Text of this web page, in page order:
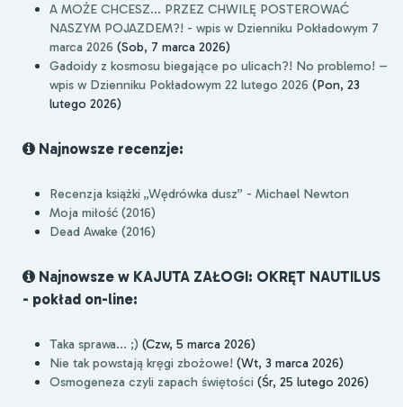
A MOŻE CHCESZ... PRZEZ CHWILĘ POSTEROWAĆ
NASZYM POJAZDEM?! - wpis w Dzienniku Pokładowym 7
marca 2026 (Sob, 7 marca 2026)
Gadoidy z kosmosu biegające po ulicach?! No problemo! –
wpis w Dzienniku Pokładowym 22 lutego 2026 (Pon, 23
lutego 2026)
Najnowsze recenzje:
Recenzja książki „Wędrówka dusz” - Michael Newton
Moja miłość (2016)
Dead Awake (2016)
Najnowsze w KAJUTA ZAŁOGI: OKRĘT NAUTILUS
- pokład on-line:
Taka sprawa... ;) (Czw, 5 marca 2026)
Nie tak powstają kręgi zbożowe! (Wt, 3 marca 2026)
Osmogeneza czyli zapach świętości (Śr, 25 lutego 2026)